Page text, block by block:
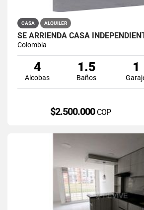
CASA ALQUILER
Colombia
4
Alcobas
1.5
Baños
1
$2.500.000 COP